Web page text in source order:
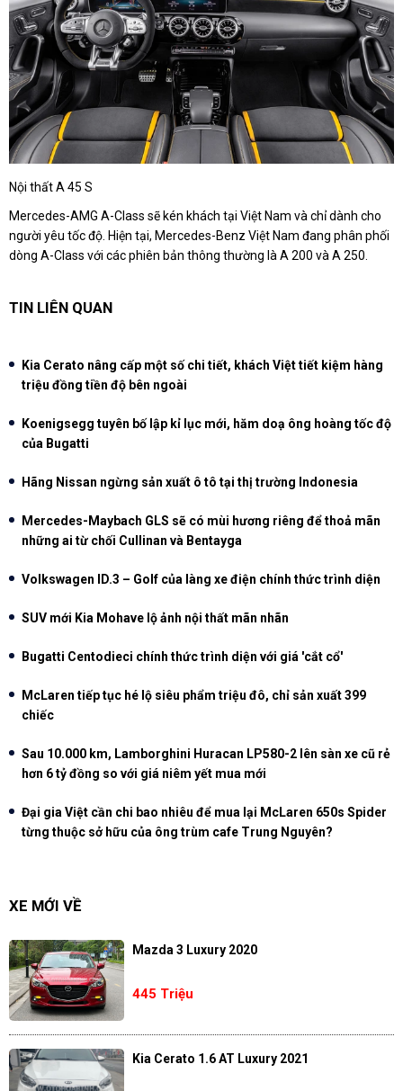
Nội thất A 45 S
Mercedes-AMG A-Class sẽ kén khách tại Việt Nam và chỉ dành cho
người yêu tốc độ. Hiện tại, Mercedes-Benz Việt Nam đang phân phối
dòng A-Class với các phiên bản thông thường là A 200 và A 250.
TIN LIÊN QUAN
Kia Cerato nâng cấp một số chi tiết, khách Việt tiết kiệm hàng
triệu đồng tiền độ bên ngoài
Koenigsegg tuyên bố lập kỉ lục mới, hăm doạ ông hoàng tốc độ
của Bugatti
Hãng Nissan ngừng sản xuất ô tô tại thị trường Indonesia
Mercedes-Maybach GLS sẽ có mùi hương riêng để thoả mãn
những ai từ chối Cullinan và Bentayga
Volkswagen ID.3 – Golf của làng xe điện chính thức trình diện
SUV mới Kia Mohave lộ ảnh nội thất mãn nhãn
Bugatti Centodieci chính thức trình diện với giá 'cắt cổ'
McLaren tiếp tục hé lộ siêu phẩm triệu đô, chỉ sản xuất 399
chiếc
Sau 10.000 km, Lamborghini Huracan LP580-2 lên sàn xe cũ rẻ
hơn 6 tỷ đồng so với giá niêm yết mua mới
Đại gia Việt cần chi bao nhiêu để mua lại McLaren 650s Spider
từng thuộc sở hữu của ông trùm cafe Trung Nguyên?
XE MỚI VỀ
Mazda 3 Luxury 2020
445 Triệu
Kia Cerato 1.6 AT Luxury 2021